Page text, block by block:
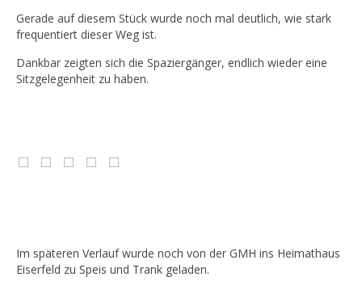
Gerade auf diesem Stück wurde noch mal deutlich, wie stark
frequentiert dieser Weg ist.
Dankbar zeigten sich die Spaziergänger, endlich wieder eine
Sitzgelegenheit zu haben.
Im späteren Verlauf wurde noch von der GMH ins Heimathaus
Eiserfeld zu Speis und Trank geladen.